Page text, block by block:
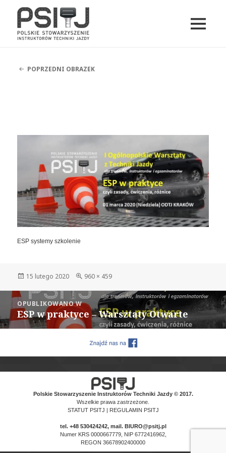
POPRZEDNI OBRAZEK
ESP systemy szkolenie
Data
15 lutego 2020
Pełny
960 × 459
Nawigacja
wpisu
OPUBLIKOWANO W
ESP w praktyce – Warsztaty Otwarte
Polskie Stowarzyszenie Instruktorów Techniki Jazdy © 2017.
Wszelkie prawa zastrzeżone.
STATUT PSITJ | REGULAMIN PSITJ
tel. +48 530424242, mail. BIURO@psitj.pl
Numer KRS 0000667779, NIP 6772416962,
REGON 36678902400000